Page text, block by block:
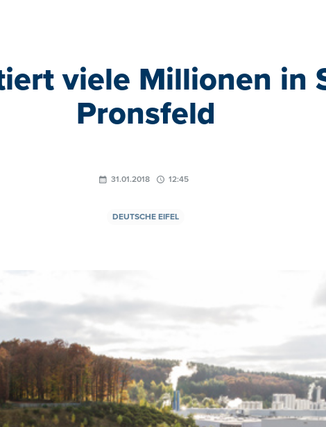
viele Millionen in
Pronsfeld
31.01.2018 12:45
DEUTSCHE EIFEL